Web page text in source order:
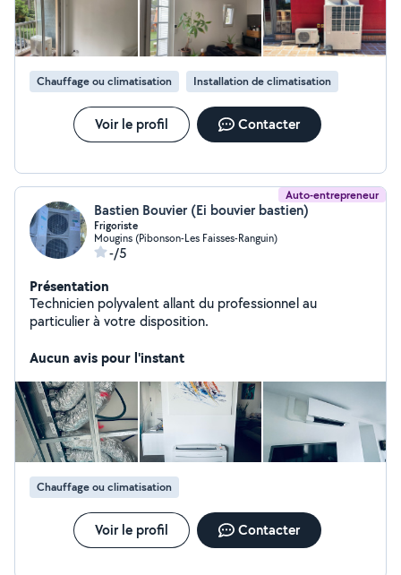
Chauffage ou climatisation Installation de climatisation
Voir le profil Contacter
Auto-entrepreneur
Bastien Bouvier (Ei bouvier bastien)
Frigoriste
Mougins (Pibonson-Les Faisses-Ranguin)
-/5
Présentation
Technicien polyvalent allant du professionnel au
particulier à votre disposition.
Aucun avis pour l'instant
Chauffage ou climatisation
Voir le profil Contacter